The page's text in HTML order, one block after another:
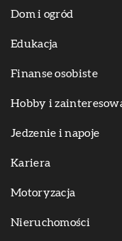
Dom i ogród
Edukacja
Finanse osobiste
Hobby i
Jedzenie i napoje
Kariera
Motoryzacja
Nieruchomości